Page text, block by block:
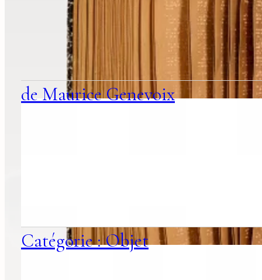
suggestions
associées
de Maurice Genevoix
Catégorie : Objet